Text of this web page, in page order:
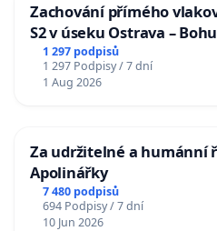
Zachování přímého
S2 v úseku Ostrava –
u Jablunkova
1 297 podpisů
1 297 Podpisy / 7 dní
1 Aug 2026
Za udržitelné a humánní
Apolinářky
7 480 podpisů
694 Podpisy / 7 dní
10 Jun 2026